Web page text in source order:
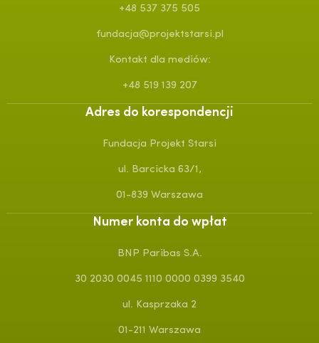
+48 537 375 505
fundacja@projektstarsi.pl
Kontakt dla mediów:
+48 519 139 207
Adres do korespondencji
Fundacja Projekt Starsi
ul. Barcicka 63/1,
01-839 Warszawa
Numer konta do wpłat
BNP Paribas S.A.
30 2030 0045 1110 0000 0399 3540
ul. Kasprzaka 2
01-211 Warszawa